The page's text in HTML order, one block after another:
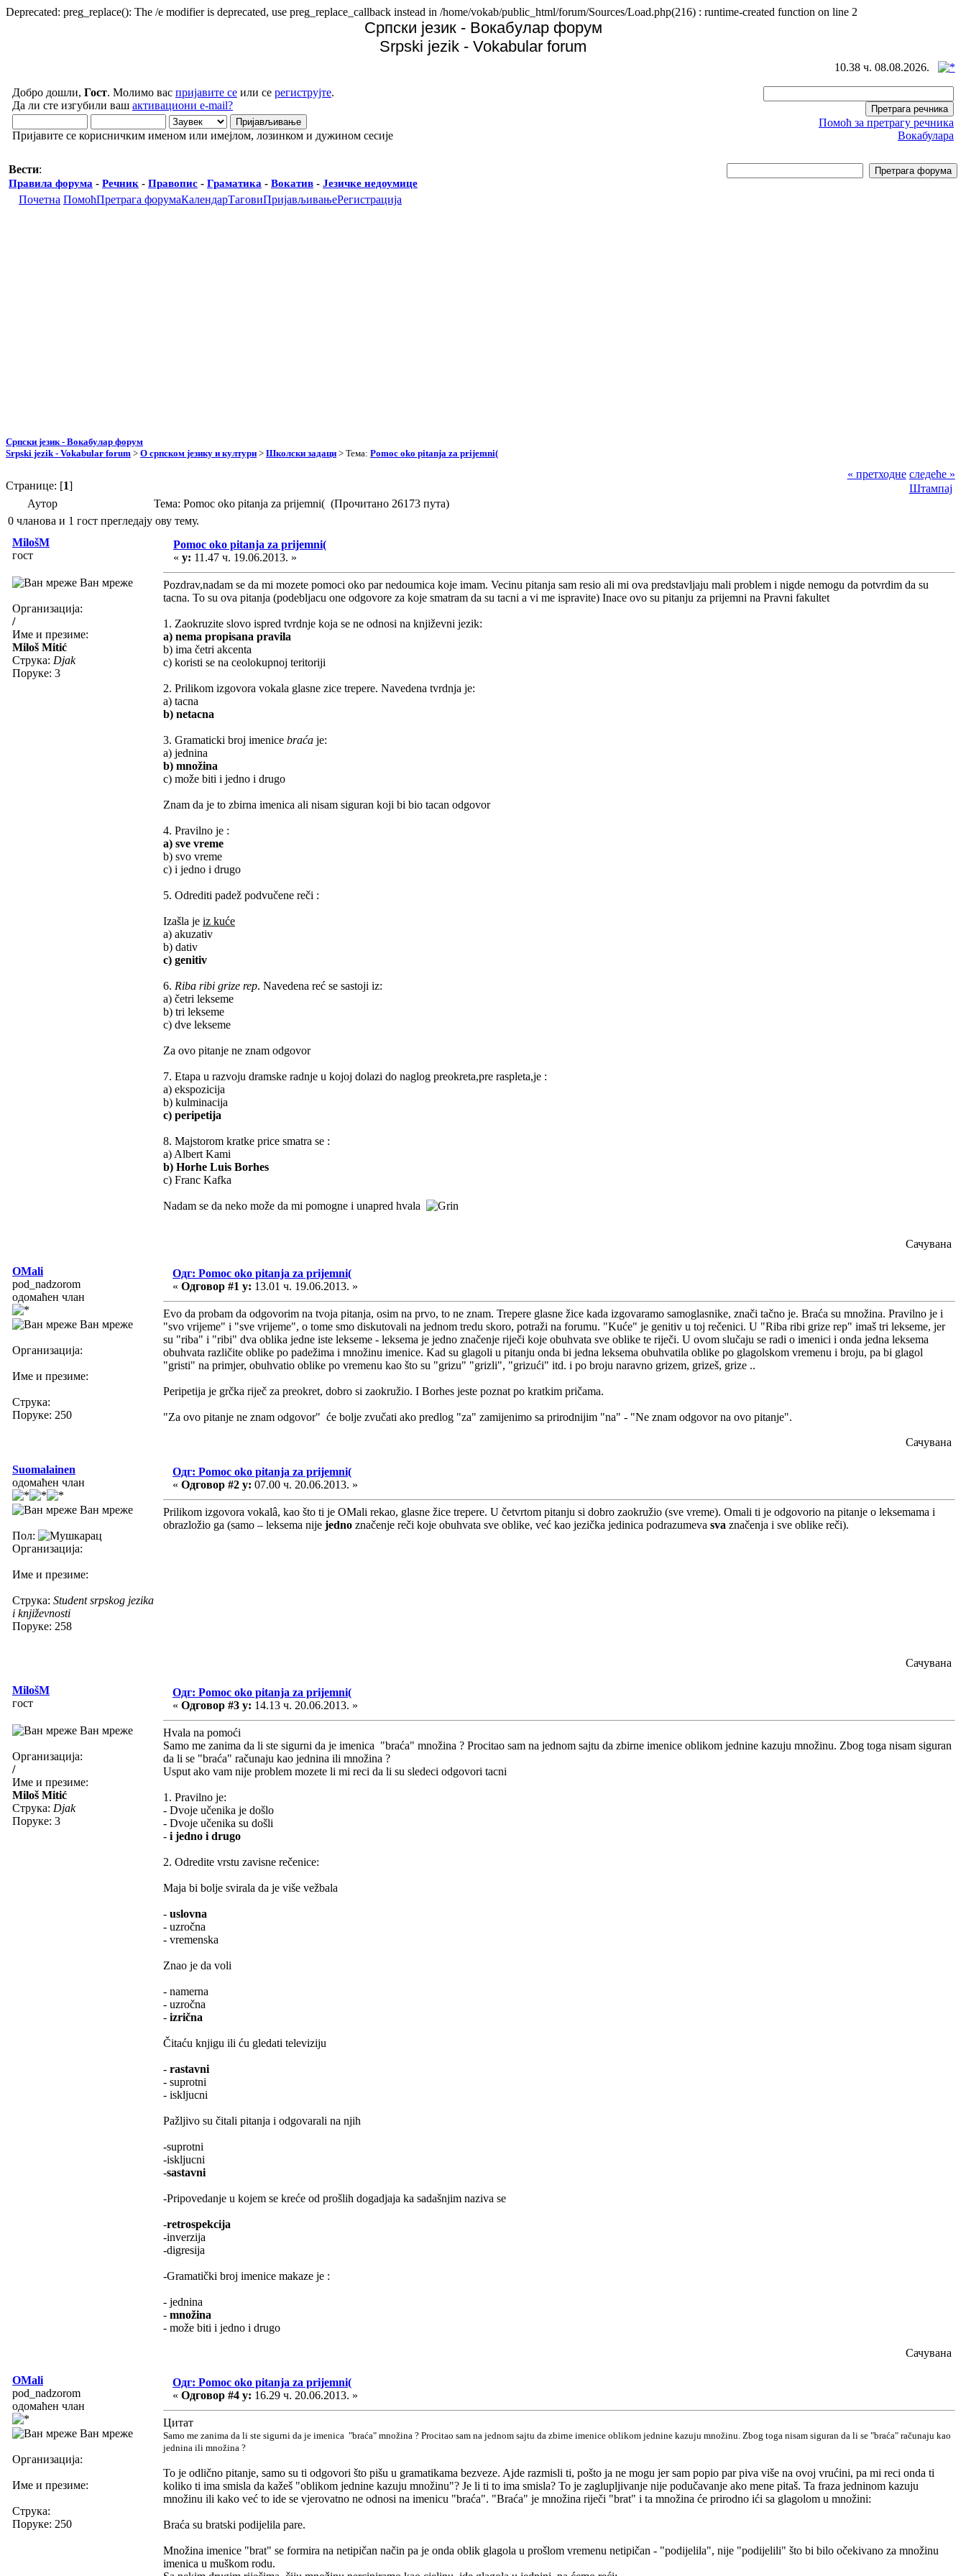
Deprecated: preg_replace(): The /e modifier is deprecated, use preg_replace_callback instead in /home/vokab/public_html/forum/Sources/Load.php(216) : runtime-created function on line 2
Српски језик - Вокабулар форум
Srpski jezik - Vokabular forum
10.38 ч. 08.08.2026.
Добро дошли, Гост. Молимо вас пријавите се или се региструјте.
Да ли сте изгубили ваш активациони e-mail?
Пријавите се корисничким именом или имејлом, лозинком и дужином сесије
Помоћ за претрагу речника
Вокабулара
Вести:
Правила форума - Речник - Правопис - Граматика - Вокатив - Језичке недоумице
Почетна ПомоћПретрага форумаКалендарТаговиПријављивањеРегистрација
Српски језик - Вокабулар форум
Srpski jezik - Vokabular forum > О српском језику и култури > Школски задаци > Тема: Pomoc oko pitanja za prijemni(
Странице: [1]
« претходне следеће »
Штампај
Аутор
Тема: Pomoc oko pitanja za prijemni( (Прочитано 26173 пута)
0 чланова и 1 гост прегледају ову тему.
MilošM
гост
Ван мреже
Организација:
/
Име и презиме:
Miloš Mitić
Струка: Djak
Поруке: 3
Pomoc oko pitanja za prijemni(
« у: 11.47 ч. 19.06.2013. »
Pozdrav,nadam se da mi mozete pomoci oko par nedoumica koje imam. Vecinu pitanja sam resio ali mi ova predstavljaju mali problem i nigde nemogu da potvrdim da su
tacna. To su ova pitanja (podebljacu one odgovore za koje smatram da su tacni a vi me ispravite) Inace ovo su pitanju za prijemni na Pravni fakultet
1. Zaokruzite slovo ispred tvrdnje koja se ne odnosi na književni jezik:
a) nema propisana pravila
b) ima četri akcenta
c) koristi se na ceolokupnoj teritoriji
2. Prilikom izgovora vokala glasne zice trepere. Navedena tvrdnja je:
a) tacna
b) netacna
3. Gramaticki broj imenice braća je:
a) jednina
b) množina
c) može biti i jedno i drugo
Znam da je to zbirna imenica ali nisam siguran koji bi bio tacan odgovor
4. Pravilno je :
a) sve vreme
b) svo vreme
c) i jedno i drugo
5. Odrediti padež podvučene reči :
Izašla je iz kuće
a) akuzativ
b) dativ
c) genitiv
6. Riba ribi grize rep. Navedena reć se sastoji iz:
a) četri lekseme
b) tri lekseme
c) dve lekseme
Za ovo pitanje ne znam odgovor
7. Etapa u razvoju dramske radnje u kojoj dolazi do naglog preokreta,pre raspleta,je :
a) ekspozicija
b) kulminacija
c) peripetija
8. Majstorom kratke price smatra se :
a) Albert Kami
b) Horhe Luis Borhes
c) Franc Kafka
Nadam se da neko može da mi pomogne i unapred hvala
Сачувана
OMali
pod_nadzorom
одомаћен члан
Ван мреже
Организација:
Име и презиме:
Струка:
Поруке: 250
Одг: Pomoc oko pitanja za prijemni(
« Одговор #1 у: 13.01 ч. 19.06.2013. »
Evo da probam da odgovorim na tvoja pitanja, osim na prvo, to ne znam. Trepere glasne žice kada izgovaramo samoglasnike, znači tačno je. Braća su množina. Pravilno je i
"svo vrijeme" i "sve vrijeme", o tome smo diskutovali na jednom tredu skoro, potraži na forumu. "Kuće" je genitiv u toj rečenici. U "Riba ribi grize rep" imaš tri lekseme, jer
su "riba" i "ribi" dva oblika jedne iste lekseme - leksema je jedno značenje riječi koje obuhvata sve oblike te riječi. U ovom slučaju se radi o imenici i onda jedna leksema
obuhvata različite oblike po padežima i množinu imenice. Kad su glagoli u pitanju onda bi jedna leksema obuhvatila oblike po glagolskom vremenu i broju, pa bi glagol
"gristi" na primjer, obuhvatio oblike po vremenu kao što su "grizu" "grizli", "grizući" itd. i po broju naravno grizem, grizeš, grize ..
Peripetija je grčka riječ za preokret, dobro si zaokružio. I Borhes jeste poznat po kratkim pričama.
"Za ovo pitanje ne znam odgovor" će bolje zvučati ako predlog "za" zamijenimo sa prirodnijim "na" - "Ne znam odgovor na ovo pitanje".
Сачувана
Suomalainen
одомаћен члан
Ван мреже
Пол:
Организација:
Име и презиме:
Струка: Student srpskog jezika
i književnosti
Поруке: 258
Одг: Pomoc oko pitanja za prijemni(
« Одговор #2 у: 07.00 ч. 20.06.2013. »
Prilikom izgovora vokalâ, kao što ti je OMali rekao, glasne žice trepere. U četvrtom pitanju si dobro zaokružio (sve vreme). Omali ti je odgovorio na pitanje o leksemama i
obrazložio ga (samo – leksema nije jedno značenje reči koje obuhvata sve oblike, već kao jezička jedinica podrazumeva sva značenja i sve oblike reči).
Сачувана
MilošM
гост
Ван мреже
Организација:
/
Име и презиме:
Miloš Mitić
Струка: Djak
Поруке: 3
Одг: Pomoc oko pitanja za prijemni(
« Одговор #3 у: 14.13 ч. 20.06.2013. »
Hvala na pomoći
Samo me zanima da li ste sigurni da je imenica "braća" množina ? Procitao sam na jednom sajtu da zbirne imenice oblikom jednine kazuju množinu. Zbog toga nisam siguran
da li se "braća" računaju kao jednina ili množina ?
Usput ako vam nije problem mozete li mi reci da li su sledeci odgovori tacni
1. Pravilno je:
- Dvoje učenika je došlo
- Dvoje učenika su došli
- i jedno i drugo
2. Odredite vrstu zavisne rečenice:
Maja bi bolje svirala da je više vežbala
- uslovna
- uzročna
- vremenska
Znao je da voli
- namerna
- uzročna
- izrična
Čitaću knjigu ili ću gledati televiziju
- rastavni
- suprotni
- iskljucni
Pažljivo su čitali pitanja i odgovarali na njih
-suprotni
-iskljucni
-sastavni
-Pripovedanje u kojem se kreće od prošlih dogadjaja ka sadašnjim naziva se
-retrospekcija
-inverzija
-digresija
-Gramatički broj imenice makaze je :
- jednina
- množina
- može biti i jedno i drugo
Сачувана
OMali
pod_nadzorom
одомаћен члан
Ван мреже
Организација:
Име и презиме:
Струка:
Поруке: 250
Одг: Pomoc oko pitanja za prijemni(
« Одговор #4 у: 16.29 ч. 20.06.2013. »
Цитат
Samo me zanima da li ste sigurni da je imenica "braća" množina ? Procitao sam na jednom sajtu da zbirne imenice oblikom jednine kazuju množinu. Zbog toga nisam siguran da li se "braća" računaju kao
jednina ili množina ?
To je odlično pitanje, samo su ti odgovori što pišu u gramatikama bezveze. Ajde razmisli ti, pošto ja ne mogu jer sam popio par piva više na ovoj vrućini, pa mi reci onda ti
koliko ti ima smisla da kažeš "oblikom jednine kazuju množinu"? Je li ti to ima smisla? To je zaglupljivanje nije podučavanje ako mene pitaš. Ta fraza jedninom kazuju
množinu ili kako već to ide se vjerovatno ne odnosi na imenicu "braća". "Braća" je množina riječi "brat" i ta množina će prirodno ići sa glagolom u množini:
Braća su bratski podijelila pare.
Množina imenice "brat" se formira na netipičan način pa je onda oblik glagola u prošlom vremenu netipičan - "podijelila", nije "podijelili" što bi bilo očekivano za množinu
imenica u muškom rodu.